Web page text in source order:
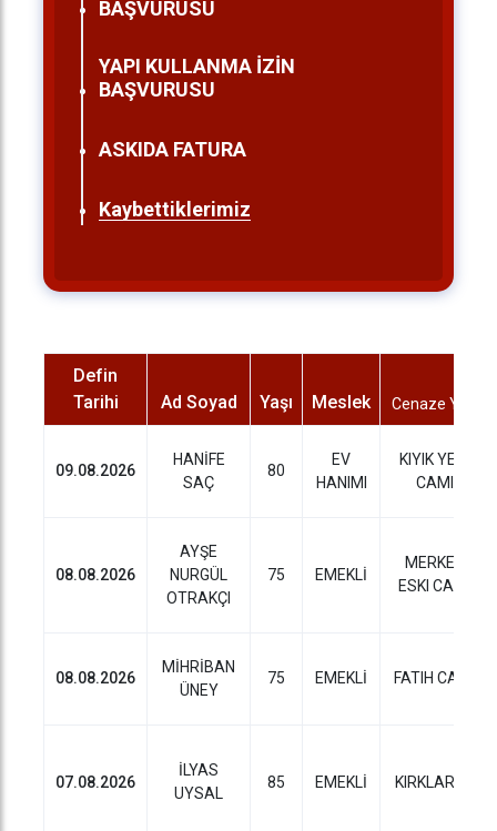
BAŞVURUSU
YAPI KULLANMA İZİN
BAŞVURUSU
ASKIDA FATURA
Kaybettiklerimiz
Defin
Tarihi
Ad Soyad Yaşı Meslek Cenaze Yeri
09.08.2026
HANİFE
SAÇ
80
EV
HANIMI
KIYIK YENI
CAMI
08.08.2026
AYŞE
NURGÜL
OTRAKÇI
75 EMEKLİ
MERKEZ
ESKI CAMI
08.08.2026
MİHRİBAN
ÜNEY
75 EMEKLİ FATIH CAMI
07.08.2026
İLYAS
UYSAL
85 EMEKLİ KIRKLARELI